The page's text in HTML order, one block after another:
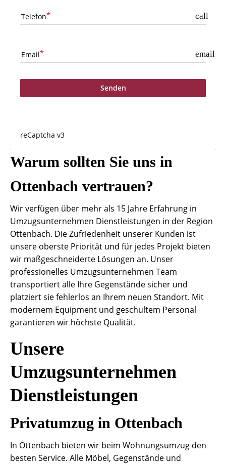
Telefon call
Email email
Senden
reCaptcha v3
Warum sollten Sie uns in
Ottenbach vertrauen?
Wir verfügen über mehr als 15 Jahre Erfahrung in
Umzugsunternehmen Dienstleistungen in der Region
Ottenbach. Die Zufriedenheit unserer Kunden ist
unsere oberste Priorität und für jedes Projekt bieten
wir maßgeschneiderte Lösungen an. Unser
professionelles Umzugsunternehmen Team
transportiert alle Ihre Gegenstände sicher und
platziert sie fehlerlos an Ihrem neuen Standort. Mit
modernem Equipment und geschultem Personal
garantieren wir höchste Qualität.
Unsere
Umzugsunternehmen
Dienstleistungen
Privatumzug in Ottenbach
In Ottenbach bieten wir beim Wohnungsumzug den
besten Service. Alle Möbel, Gegenstände und